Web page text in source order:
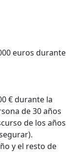
euros durante
€ durante la
de 30 años
de los años
y el resto de